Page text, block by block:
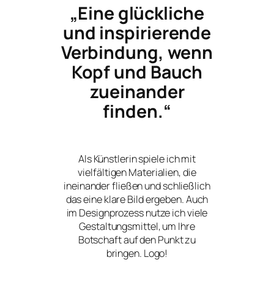
„Eine glückliche
und inspirierende
Verbindung, wenn
Kopf und Bauch
zueinander
finden.“
Als Künstlerin spiele ich mit
vielfältigen Materialien, die
ineinander fließen und schließlich
das eine klare Bild ergeben. Auch
im Designprozess nutze ich viele
Gestaltungsmittel, um Ihre
Botschaft auf den Punkt zu
bringen. Logo!